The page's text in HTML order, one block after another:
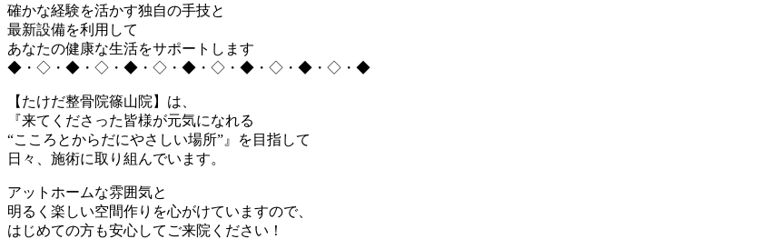
確かな経験を活かす独自の手技と
最新設備を利用して
あなたの健康な生活をサポートします
◆・◇・◆・◇・◆・◇・◆・◇・◆・◇・◆・◇・◆
【たけだ整骨院篠山院】は、
『来てくださった皆様が元気になれる
“こころとからだにやさしい場所”』を目指して
日々、施術に取り組んでいます。
アットホームな雰囲気と
明るく楽しい空間作りを心がけていますので、
はじめての方も安心してご来院ください！